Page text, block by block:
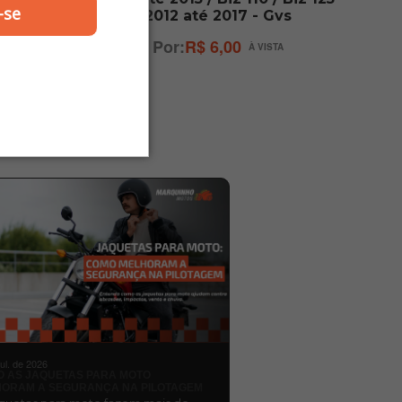
2012 até 2017 - Gvs
R$ 6,00
de 2026